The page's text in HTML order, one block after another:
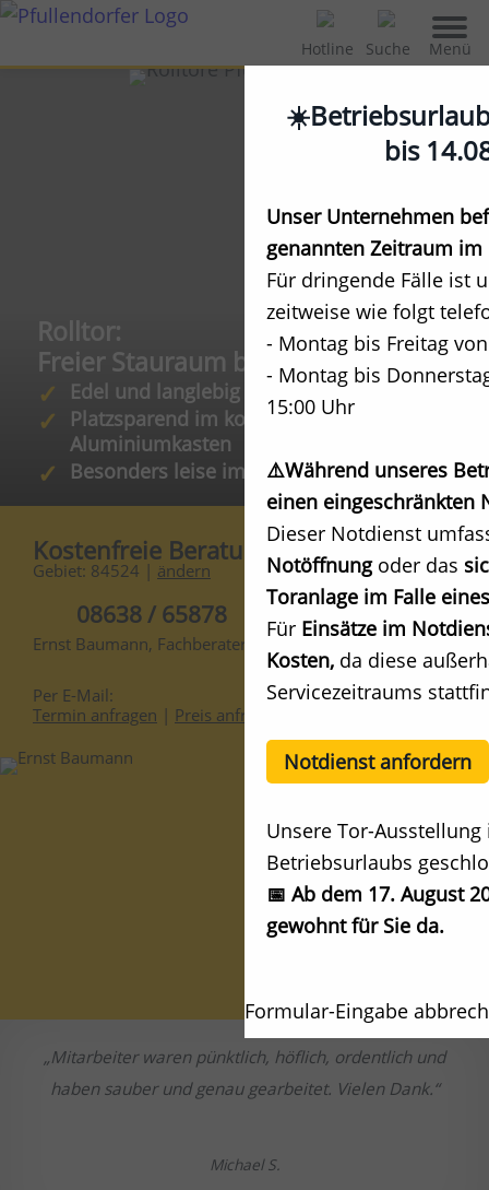
Hotline Suche Menü
Rolltor:
Freier Stauraum bis zur Decke
Edel und langlebig
Platzsparend im kompakten
Aluminiumkasten
Besonders leise im Lauf
Kostenfreie Beratung
Gebiet: 84524 | ändern
08638 / 65878
Ernst Baumann, Fachberater
Per E-Mail:
Termin anfragen | Preis anfragen
Mitarbeiter waren pünktlich, höflich, ordentlich und
haben sauber und genau gearbeitet. Vielen Dank.
Michael S.
bis
Unser Unternehmen
genannten Zeitraum
Für dringende Fälle ist
zeitweise wie folgt
- Montag bis Freitag
- Montag bis
15:00 Uhr
⚠️Während unseres
einen eingeschränkten
Dieser Notdienst
Notöffnung oder das
Toranlage im Falle
Für Einsätze im
Kosten, da diese
Servicezeitraums
Notdienst anfordern
Unsere Tor-
Betriebsurlaubs
📅 Ab dem 17. August
gewohnt für Sie da.
Formular-Eingabe